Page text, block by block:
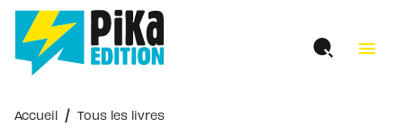
MENU RECHERCHE
PIED DE PAGE
menu
Accueil / Tous les livres